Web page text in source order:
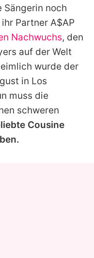
Sängerin noch
Partner A$AP
Nachwuchs, den
auf der Welt
wurde der
in Los
muss die
schweren
Cousine